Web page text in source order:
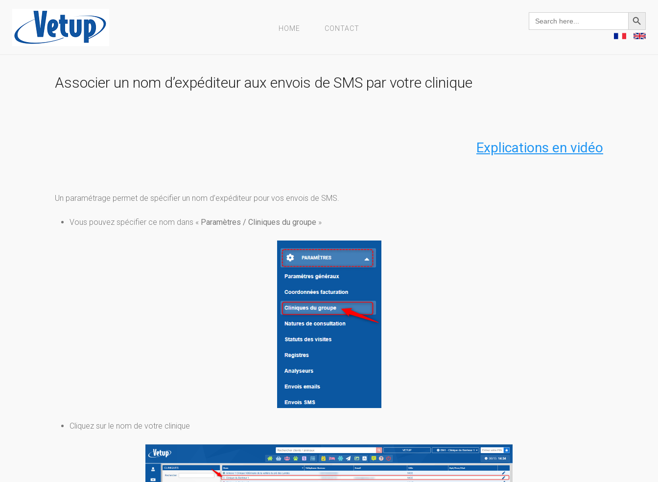
HOME CONTACT
Search
for:
Search Button
Associer un nom d’expéditeur aux envois de SMS par votre clinique
Explications en vidéo
Un paramétrage permet de spécifier un nom d’expéditeur pour vos envois de SMS.
Vous pouvez spécifier ce nom dans « Paramètres / Cliniques du groupe »
Cliquez sur le nom de votre clinique